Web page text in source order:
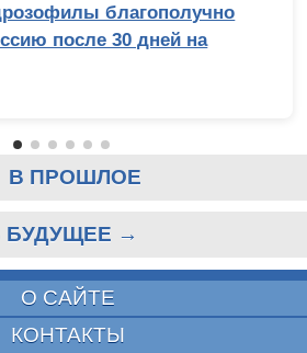
благополучно
после 30 дней на
В ПРОШЛОЕ
БУДУЩЕЕ →
О САЙТЕ
КОНТАКТЫ